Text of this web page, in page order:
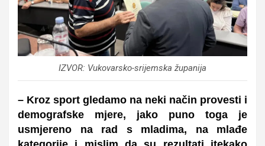
IZVOR: Vukovarsko-srijemska županija
– Kroz sport gledamo na neki način provesti i
demografske mjere, jako puno toga je
usmjereno na rad s mladima, na mlađe